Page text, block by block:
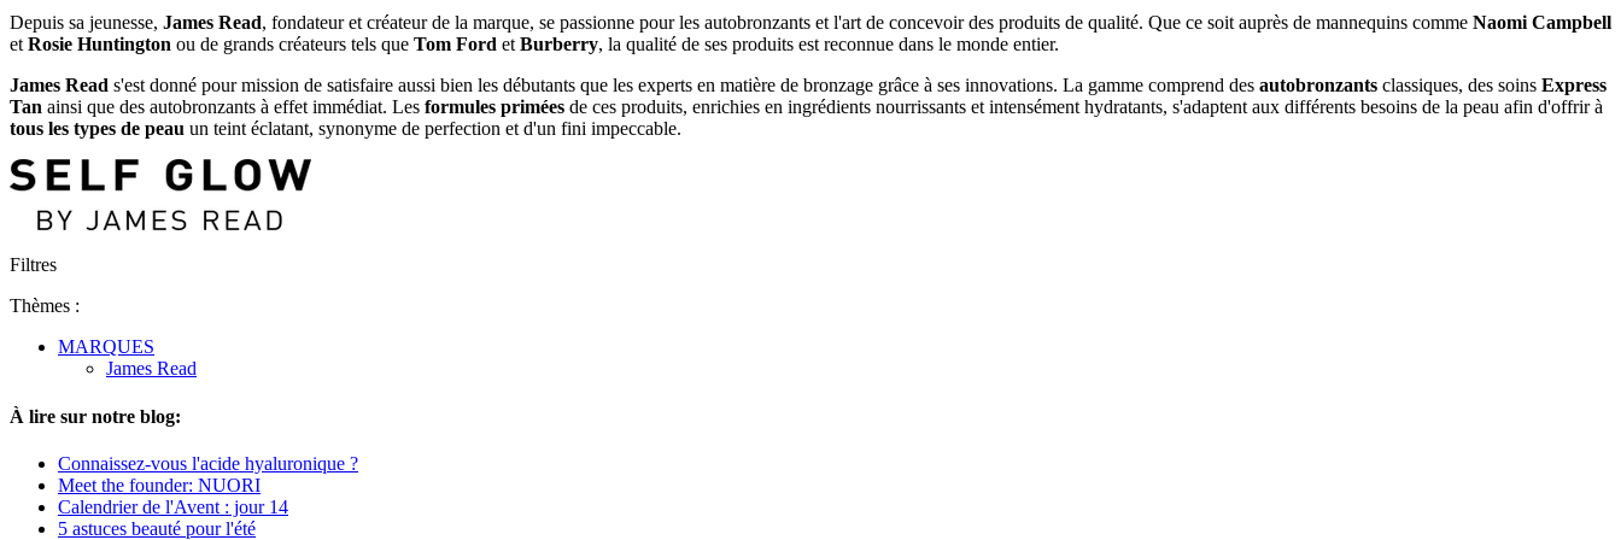
Depuis sa jeunesse, James Read, fondateur et créateur de la marque, se passionne pour les autobronzants et l'art de concevoir des produits de qualité. Que ce soit auprès de mannequins comme Naomi Campbell
etRosie Huntington ou de grands créateurs tels que Tom Ford etBurberry, la qualité de ses produits est reconnue dans le monde entier.
James Read s'est donné pour mission de satisfaire aussi bien les débutants que les experts en matière de bronzage grâce à ses innovations. La gamme comprend des autobronzants classiques, des soins Express
Tan ainsi que des autobronzants à effet immédiat. Les formules primées de ces produits, enrichies en ingrédients nourrissants et intensément hydratants, s'adaptent aux différents besoins de la peau afin d'offrir à
tous les types de peau un teint éclatant, synonyme de perfection et d'un fini impeccable.
Filtres
Thèmes :
MARQUES
James Read
À lire sur notre blog:
Connaissez-vous l'acide hyaluronique ?
Meet the founder: NUORI
Calendrier de l'Avent : jour 14
5 astuces beauté pour l'été